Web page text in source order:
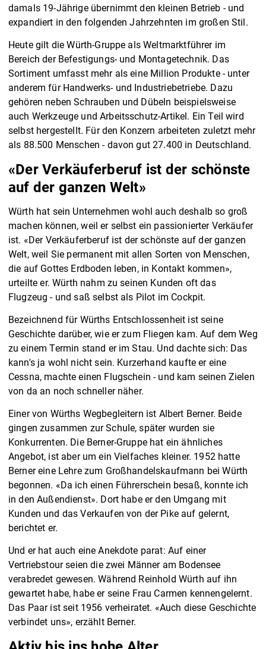
damals 19-Jährige übernimmt den kleinen Betrieb - und
expandiert in den folgenden Jahrzehnten im großen Stil.
Heute gilt die Würth-Gruppe als Weltmarktführer im
Bereich der Befestigungs- und Montagetechnik. Das
Sortiment umfasst mehr als eine Million Produkte - unter
anderem für Handwerks- und Industriebetriebe. Dazu
gehören neben Schrauben und Dübeln beispielsweise
auch Werkzeuge und Arbeitsschutz-Artikel. Ein Teil wird
selbst hergestellt. Für den Konzern arbeiteten zuletzt mehr
als 88.500 Menschen - davon gut 27.400 in Deutschland.
«Der Verkäuferberuf ist der schönste
auf der ganzen Welt»
Würth hat sein Unternehmen wohl auch deshalb so groß
machen können, weil er selbst ein passionierter Verkäufer
ist. «Der Verkäuferberuf ist der schönste auf der ganzen
Welt, weil Sie permanent mit allen Sorten von Menschen,
die auf Gottes Erdboden leben, in Kontakt kommen»,
urteilte er. Würth nahm zu seinen Kunden oft das
Flugzeug - und saß selbst als Pilot im Cockpit.
Bezeichnend für Würths Entschlossenheit ist seine
Geschichte darüber, wie er zum Fliegen kam. Auf dem Weg
zu einem Termin stand er im Stau. Und dachte sich: Das
kann's ja wohl nicht sein. Kurzerhand kaufte er eine
Cessna, machte einen Flugschein - und kam seinen Zielen
von da an noch schneller näher.
Einer von Würths Wegbegleitern ist Albert Berner. Beide
gingen zusammen zur Schule, später wurden sie
Konkurrenten. Die Berner-Gruppe hat ein ähnliches
Angebot, ist aber um ein Vielfaches kleiner. 1952 hatte
Berner eine Lehre zum Großhandelskaufmann bei Würth
begonnen. «Da ich einen Führerschein besaß, konnte ich
in den Außendienst». Dort habe er den Umgang mit
Kunden und das Verkaufen von der Pike auf gelernt,
berichtet er.
Und er hat auch eine Anekdote parat: Auf einer
Vertriebstour seien die zwei Männer am Bodensee
verabredet gewesen. Während Reinhold Würth auf ihn
gewartet habe, habe er seine Frau Carmen kennengelernt.
Das Paar ist seit 1956 verheiratet. «Auch diese Geschichte
verbindet uns», erzählt Berner.